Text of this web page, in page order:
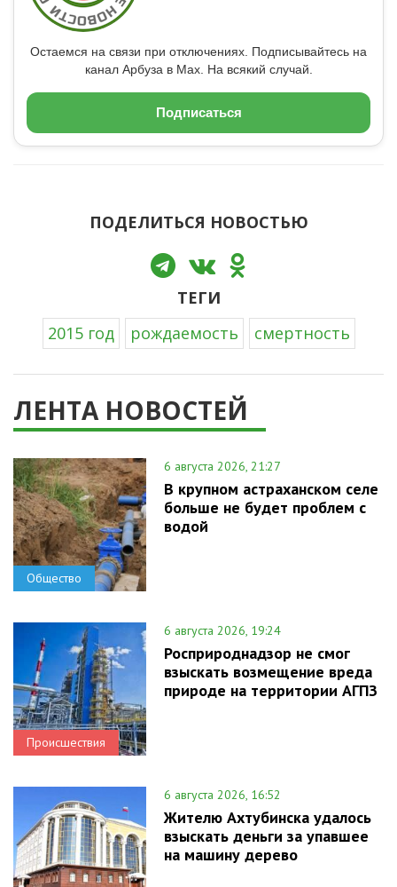
Остаемся на связи при отключениях. Подписывайтесь на
канал Арбуза в Max. На всякий случай.
Подписаться
ПОДЕЛИТЬСЯ НОВОСТЬЮ
ТЕГИ
2015 год
рождаемость смертность
ЛЕНТА НОВОСТЕЙ
Общество
6 августа 2026, 21:27
В крупном астраханском селе
больше не будет проблем с
водой
Происшествия
6 августа 2026, 19:24
Росприроднадзор не смог
взыскать возмещение вреда
природе на территории АГПЗ
6 августа 2026, 16:52
Жителю Ахтубинска удалось
взыскать деньги за упавшее
на машину дерево